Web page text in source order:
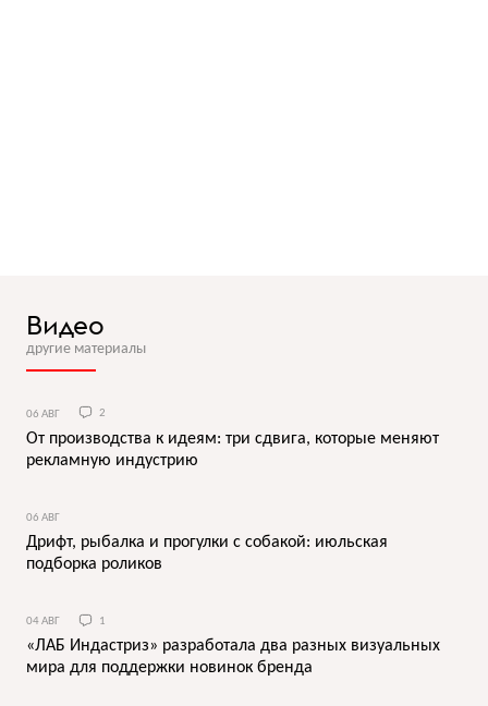
Видео
другие материалы
06 АВГ 2
От производства к идеям: три сдвига, которые меняют
рекламную индустрию
06 АВГ
Дрифт, рыбалка и прогулки с собакой: июльская
подборка роликов
04 АВГ 1
«ЛАБ Индастриз» разработала два разных визуальных
мира для поддержки новинок бренда